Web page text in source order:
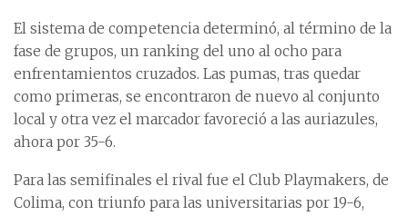
El sistema de competencia determinó, al término de la
fase de grupos, un ranking del uno al ocho para
enfrentamientos cruzados. Las pumas, tras quedar
como primeras, se encontraron de nuevo al conjunto
local y otra vez el marcador favoreció a las auriazules,
ahora por 35-6.
Para las semifinales el rival fue el Club Playmakers, de
Colima, con triunfo para las universitarias por 19-6,